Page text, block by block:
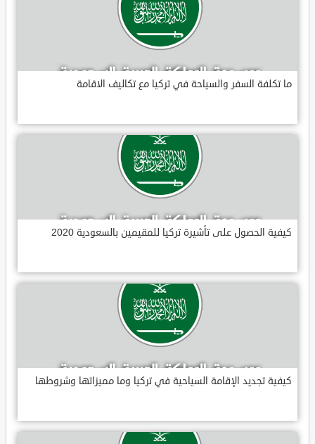
ما تكلفة السفر والسياحة في تركيا مع تكاليف الاقامة
كيفية الحصول على تأشيرة تركيا للمقيمين بالسعودية 2020
كيفية تجديد الإقامة السياحية في تركيا وما مميزاتها وشروطها